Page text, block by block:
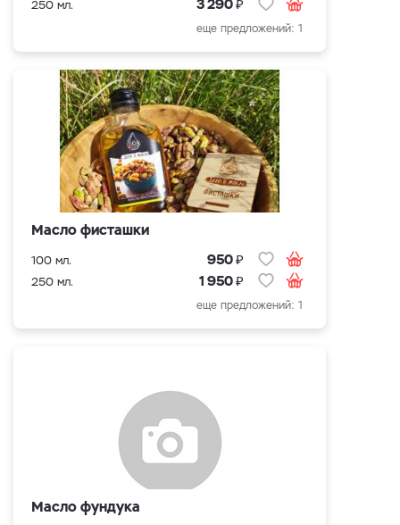
250 мл. 3 290
еще предложений: 1
Масло фисташки
100 мл. 950₽
250 мл. 1 950₽
еще предложений: 1
Масло фундука